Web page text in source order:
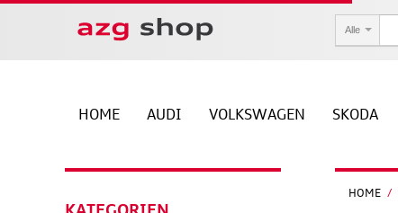
Alle
HOME AUDI VOLKSWAGEN SKODA
HOME /